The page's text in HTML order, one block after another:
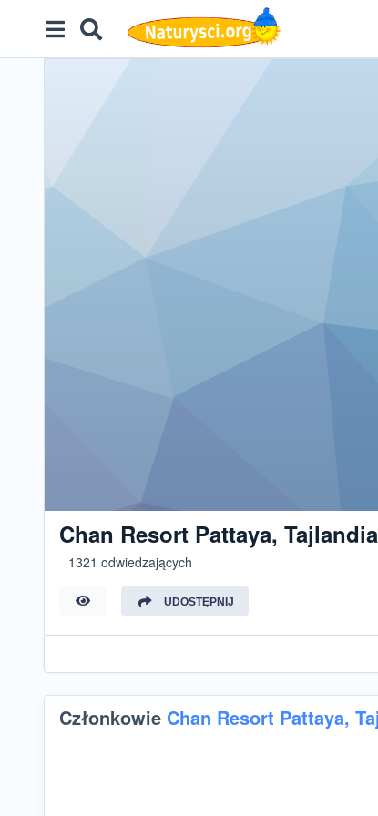
Chan Resort Pattaya, Tajlandia
1321 odwiedzających
UDOSTĘPNIJ
Członkowie Chan Resort Pattaya,